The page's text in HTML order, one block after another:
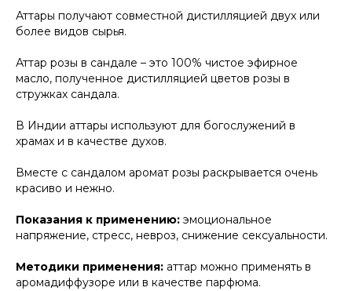
Аттары получают совместной дистилляцией двух или
более видов сырья.
Аттар розы в сандале – это 100% чистое эфирное
масло, полученное дистилляцией цветов розы в
стружках сандала.
В Индии аттары используют для богослужений в
храмах и в качестве духов.
Вместе с сандалом аромат розы раскрывается очень
красиво и нежно.
Показания к применению: эмоциональное
напряжение, стресс, невроз, снижение сексуальности.
Методики применения: аттар можно применять в
аромадиффузоре или в качестве парфюма.